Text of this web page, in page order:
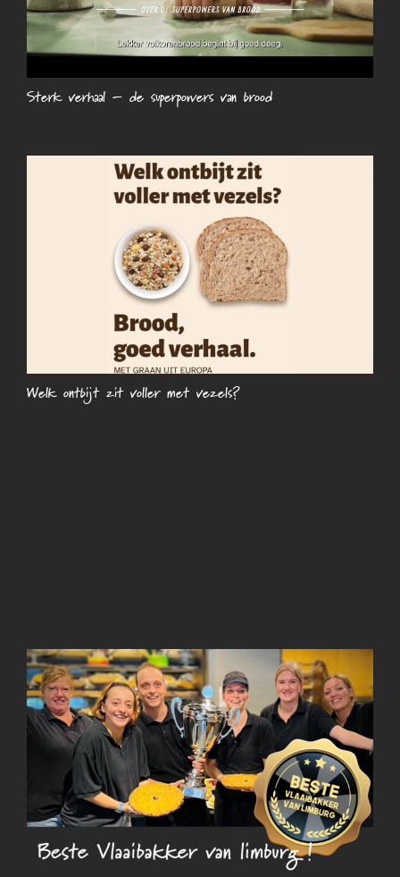
Sterk verhaal – de superpowers van brood
Welk ontbijt zit voller met vezels?